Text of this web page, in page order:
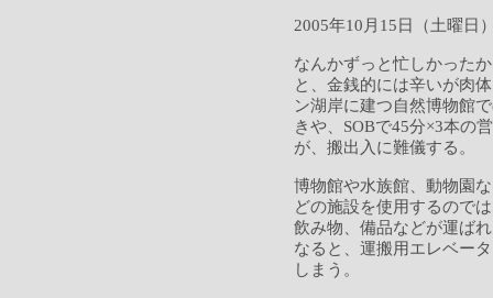
2005年10月15日（土曜日
なんかずっと忙しかった
と、金銭的には辛いが肉
ン湖岸に建つ自然博物館
きや、SOBで45分×3本の
が、搬出入に難儀する。
博物館や水族館、動物園
どの施設を使用するので
飲み物、備品などが運ば
なると、運搬用エレベー
しまう。